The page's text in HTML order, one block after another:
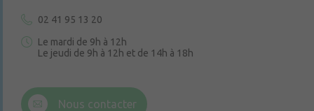
02 41 95 13 20
Le mardi de 9h à 12h
Le jeudi de 9h à 12h et de 14h à 18h
Nous contacter